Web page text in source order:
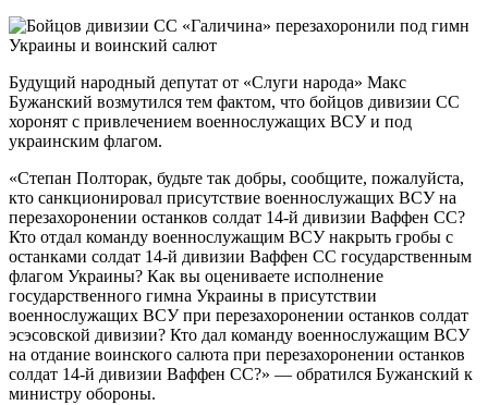
Будущий народный депутат от «Слуги народа» Макс
Бужанский возмутился тем фактом, что бойцов дивизии СС
хоронят с привлечением военнослужащих ВСУ и под
украинским флагом.
«Степан Полторак, будьте так добры, сообщите, пожалуйста,
кто санкционировал присутствие военнослужащих ВСУ на
перезахоронении останков солдат 14-й дивизии Ваффен СС?
Кто отдал команду военнослужащим ВСУ накрыть гробы с
останками солдат 14-й дивизии Ваффен СС государственным
флагом Украины? Как вы оцениваете исполнение
государственного гимна Украины в присутствии
военнослужащих ВСУ при перезахоронении останков солдат
эсэсовской дивизии? Кто дал команду военнослужащим ВСУ
на отдание воинского салюта при перезахоронении останков
солдат 14-й дивизии Ваффен СС?» — обратился Бужанский к
министру обороны.